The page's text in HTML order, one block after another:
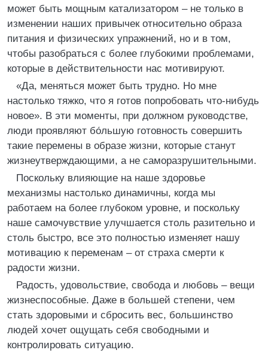
может быть мощным катализатором – не только в
изменении наших привычек относительно образа
питания и физических упражнений, но и в том,
чтобы разобраться с более глубокими проблемами,
которые в действительности нас мотивируют.
«Да, меняться может быть трудно. Но мне
настолько тяжко, что я готов попробовать что-нибудь
новое». В эти моменты, при должном руководстве,
люди проявляют бо́льшую готовность совершить
такие перемены в образе жизни, которые станут
жизнеутверждающими, а не саморазрушительными.
Поскольку влияющие на наше здоровье
механизмы настолько динамичны, когда мы
работаем на более глубоком уровне, и поскольку
наше самочувствие улучшается столь разительно и
столь быстро, все это полностью изменяет нашу
мотивацию к переменам – от страха смерти к
радости жизни.
Радость, удовольствие, свобода и любовь – вещи
жизнеспособные. Даже в большей степени, чем
стать здоровыми и сбросить вес, большинство
людей хочет ощущать себя свободными и
контролировать ситуацию.